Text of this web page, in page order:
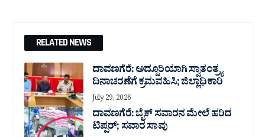
RELATED NEWS
ದಾವಣಗೆರೆ: ಅದ್ದೂರಿಯಾಗಿ ಸ್ವಾತಂತ್ರ್ಯ
ದಿನಾಚರಣೆಗೆ ಕ್ರಮವಹಿಸಿ; ಜಿಲ್ಲಾಧಿಕಾರಿ
July 29, 2026
ದಾವಣಗೆರೆ: ಬೈಕ್ ಸವಾರನ ಮೇಲೆ ಹರಿದ
ಟಿಪ್ಪರ್; ಸವಾರ ಸಾವು